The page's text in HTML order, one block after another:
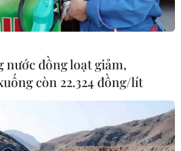
phán quyết về
sản phẩm do AI tạo
khôi phục trật tự
chưa từng có
nước đồng loạt giảm,
còn 22.324 đồng/lít